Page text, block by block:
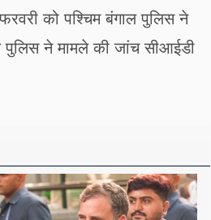
को पश्चिम बंगाल पुलिस ने
पुलिस ने मामले की जांच सीआईडी